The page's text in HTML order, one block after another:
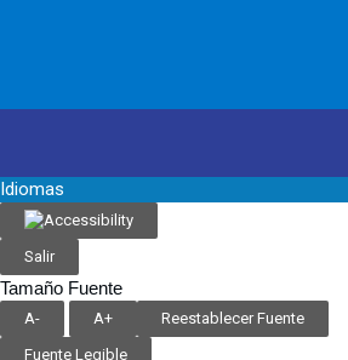
Idiomas
Salir
Tamaño Fuente
A- A+
Reestablecer Fuente
Fuente Legible